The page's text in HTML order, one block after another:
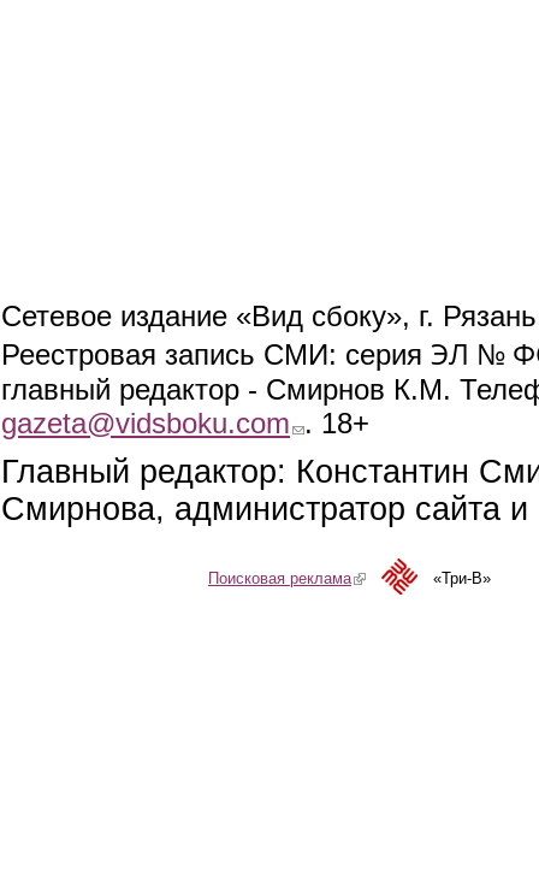
Сетевое издание «Вид сбоку», г.
Реестровая запись СМИ: серия ЭЛ №
главный редактор - Смирнов К.М.
gazeta@vidsboku.com (link sends e-mail)
. 18+
Главный редактор: Константин
Смирнова, администратор сайта
Поисковая реклама(link is external)«Три-В»